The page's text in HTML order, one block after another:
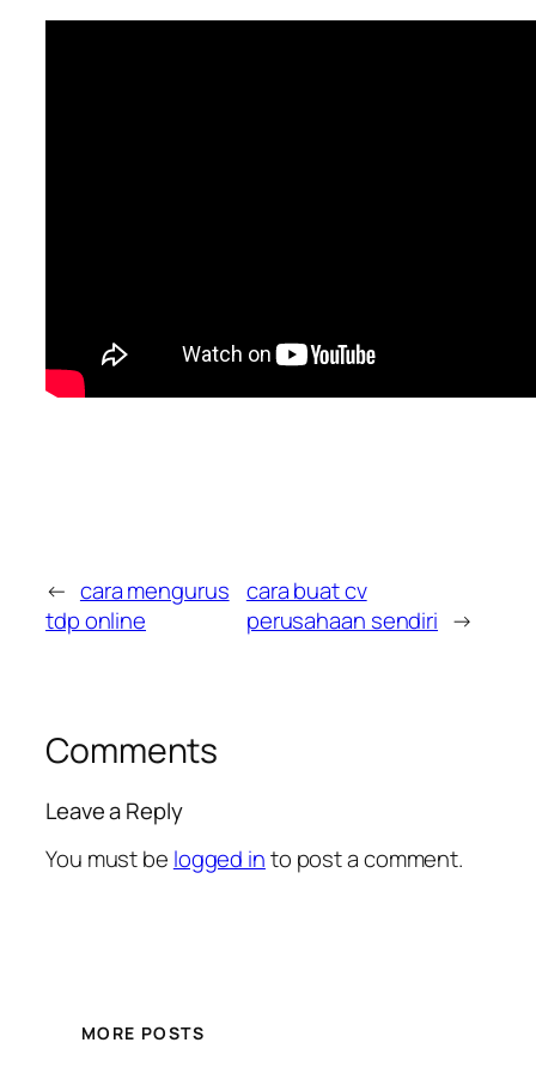
← cara mengurus
tdp online
cara buat cv
perusahaan sendiri →
Comments
Leave a Reply
You must be logged into post a comment.
MORE POSTS